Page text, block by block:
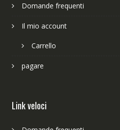
Domande frequenti
Il mio account
Carrello
pagare
Link veloci